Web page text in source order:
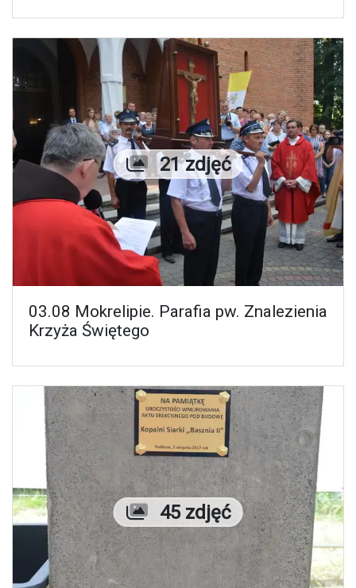
Liczba zdjęć
21 zdjęć
03.08 Mokrelipie. Parafia pw. Znalezienia
Krzyża Świętego
Liczba zdjęć
45 zdjęć